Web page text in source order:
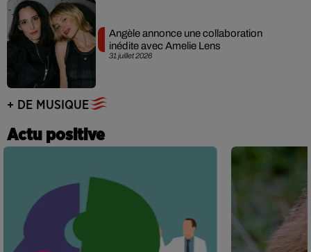
31 juillet 2026
Angèle annonce une collaboration
inédite avec Amelie Lens
+ DE MUSIQUE
Actu positive